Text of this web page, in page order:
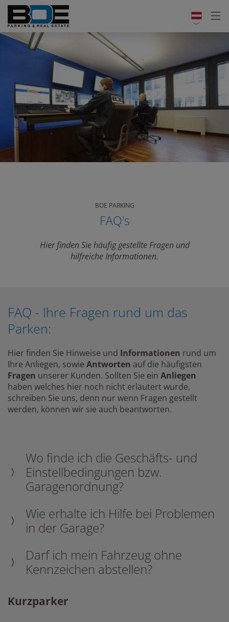
BOE PARKING
FAQ's
Hier finden Sie häufig gestellte Fragen und
hilfreiche Informationen.
FAQ - Ihre Fragen rund um das
Parken:
Hier finden Sie Hinweise und Informationen rund um
Ihre Anliegen, sowie Antworten auf die häufigsten
Fragen unserer Kunden. Sollten Sie ein Anliegen
haben welches hier noch nicht erläutert wurde,
schreiben Sie uns, denn nur wenn Fragen gestellt
werden, können wir sie auch beantworten.
Wo finde ich die Geschäfts- und
Einstellbedingungen bzw.
Garagenordnung?
Wie erhalte ich Hilfe bei Problemen
in der Garage?
Darf ich mein Fahrzeug ohne
Kennzeichen abstellen?
Kurzparker